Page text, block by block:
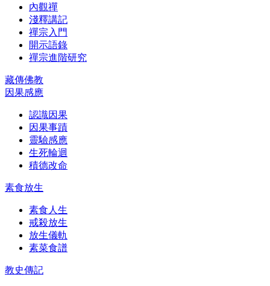
內觀禪
淺釋講記
禪宗入門
開示語錄
禪宗進階研究
藏傳佛教
因果感應
認識因果
因果事蹟
靈驗感應
生死輪迴
積德改命
素食放生
素食人生
戒殺放生
放生儀軌
素菜食譜
教史傳記